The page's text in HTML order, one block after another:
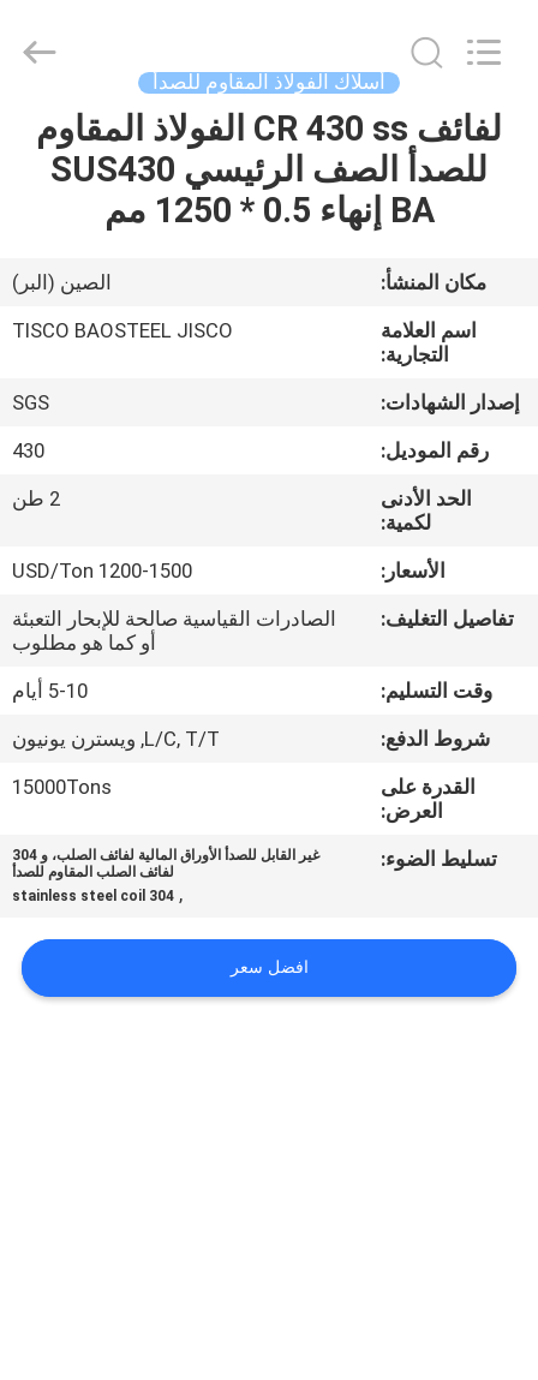
منزل،
بيت
معلومات
جولة
مراقبة
الجودة
اتصل
COMPANY
INDUSTRIAL
أسلاك الفولاذ المقاوم للصدأ
لفائف CR 430 ss الفولاذ المقاوم
للصدأ الصف الرئيسي SUS430
BA إنهاء 0.5 * 1250 مم
مكان المنشأ:
الصين (البر)
اسم العلامة
التجارية:
TISCO BAOSTEEL JISCO
إصدار الشهادات:
SGS
رقم الموديل:
430
الحد الأدنى
لكمية:
2 طن
الأسعار:
1200-1500 USD/Ton
تفاصيل التغليف:
الصادرات القياسية صالحة للإبحار التعبئة
أو كما هو مطلوب
وقت التسليم:
5-10 أيام
شروط الدفع:
L/C, T/T, ويسترن يونيون
القدرة على
العرض:
15000Tons
تسليط الضوء:
غير القابل للصدأ الأوراق المالية لفائف الصلب، و 304
لفائف الصلب المقاوم للصدأ
,
304 stainless steel coil
افضل سعر